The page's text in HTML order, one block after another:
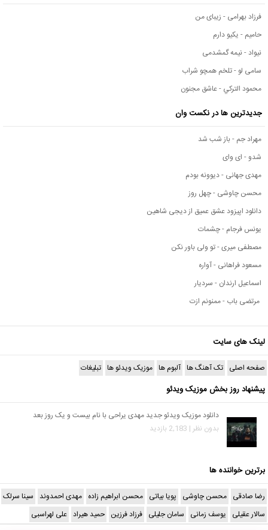
فرزاد بهرامی - زیبای من
حامیم - یکیو دارم
نیواد - نیمه گمشدمی
سامی لو - تلخم همچو شراب
محمود التركي - عاشق مجنون
جدیدترین ها در نکست وان
مهراد جم - باز شب شد
شدو - ای وای
مهدی جهانی - دیوونه بودم
محسن چاوشی - چهل روز
دانلود اپیزود عشق عمیق از دیجی شاهین
یونس فرجام - چشمات
مصطفی میری - تو ولی باور نکن
مسعود فراهانی - آواره
اسماعیل ارندان - سردیار
مرتضی باب - ممنونم ازت
لینک های سایت
صفحه اصلی تک آهنگ ها آلبوم ها موزیک ویدئو ها تبلیغات
پیشنهاد روز بخش موزیک ویدئو
دانلود موزیک ویدئو جدید مهدی یراحی با نام بیست و یک روز بعد
بدون نظر | 2,183 بازدید
برترین خواننده ها
رضا صادقی محسن چاوشی پویا بیاتی محسن ابراهیم زاده مهدی احمدوند سینا سرلک
سالار عقیلی یوسف زمانی سامان جلیلی فرزاد فرزین حمید هیراد علی لهراسبی